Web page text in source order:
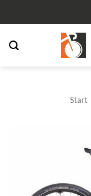
Inhalt
springen
Start